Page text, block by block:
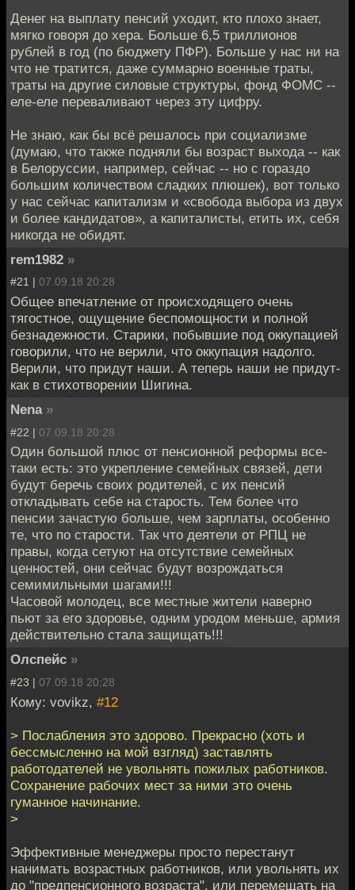
Денег на выплату пенсий уходит, кто плохо знает,
мягко говоря до хера. Больше 6,5 триллионов
рублей в год (по бюджету ПФР). Больше у нас ни на
что не тратится, даже суммарно военные траты,
траты на другие силовые структуры, фонд ФОМС --
еле-еле переваливают через эту цифру.
Не знаю, как бы всё решалось при социализме
(думаю, что также подняли бы возраст выхода -- как
в Белоруссии, например, сейчас -- но с гораздо
большим количеством сладких плюшек), вот только
у нас сейчас капитализм и «свобода выбора из двух
и более кандидатов», а капиталисты, етить их, себя
никогда не обидят.
rem1982 »
#21 | 07.09.18 20:28
Общее впечатление от происходящего очень
тягостное, ощущение беспомощности и полной
безнадежности. Старики, побывшие под оккупацией
говорили, что не верили, что оккупация надолго.
Верили, что придут наши. А теперь наши не придут-
как в стихотворении Шигина.
Nena »
#22 | 07.09.18 20:28
Один большой плюс от пенсионной реформы все-
таки есть: это укрепление семейных связей, дети
будут беречь своих родителей, с их пенсий
откладывать себе на старость. Тем более что
пенсии зачастую больше, чем зарплаты, особенно
те, что по старости. Так что деятели от РПЦ не
правы, когда сетуют на отсутствие семейных
ценностей, они сейчас будут возрождаться
семимильными шагами!!!
Часовой молодец, все местные жители наверно
пьют за его здоровье, одним уродом меньше, армия
действительно стала защищать!!!
Олспейс »
#23 | 07.09.18 20:28
Кому: vovikz, #12
> Послабления это здорово. Прекрасно (хоть и
бессмысленно на мой взгляд) заставлять
работодателей не увольнять пожилых работников.
Сохранение рабочих мест за ними это очень
гуманное начинание.
>
Эффективные менеджеры просто перестанут
нанимать возрастных работников, или увольнять их
до "предпенсионного возраста", или перемещать на